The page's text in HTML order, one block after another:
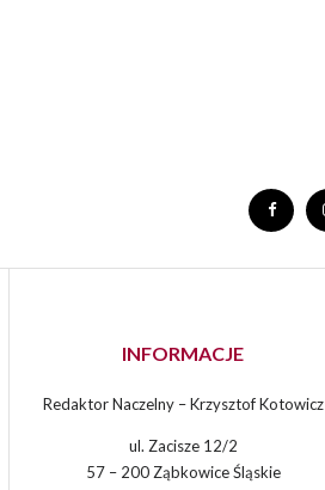
INFORMACJE
Redaktor Naczelny – Krzysztof Kotowicz
ul. Zacisze 12/2
57 – 200 Ząbkowice Śląskie